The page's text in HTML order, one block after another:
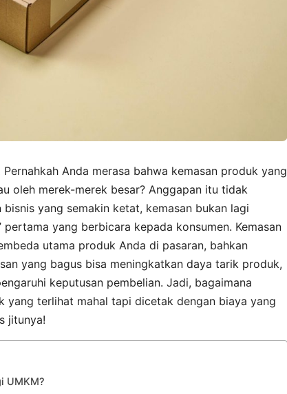
Anda merasa bahwa kemasan produk yang
oleh merek-merek besar? Anggapan itu tidak
yang semakin ketat, kemasan bukan lagi
yang berbicara kepada konsumen. Kemasan
utama produk Anda di pasaran, bahkan
yang bagus bisa meningkatkan daya tarik produk,
keputusan pembelian. Jadi, bagaimana
yang terlihat mahal tapi dicetak dengan biaya yang
jitunya!
UMKM?